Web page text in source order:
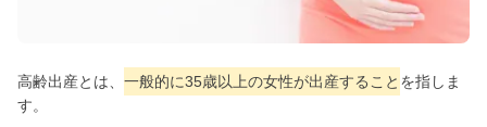
高齢出産とは、 一般的に35歳以上の女性が出産すること を指しま
す。